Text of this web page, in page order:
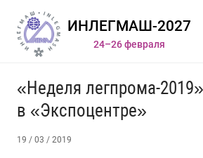
ИНЛЕГМАШ-2027
24–26 февраля
«Неделя легпрома-
в «Экспоцентре»
19 / 03 / 2019